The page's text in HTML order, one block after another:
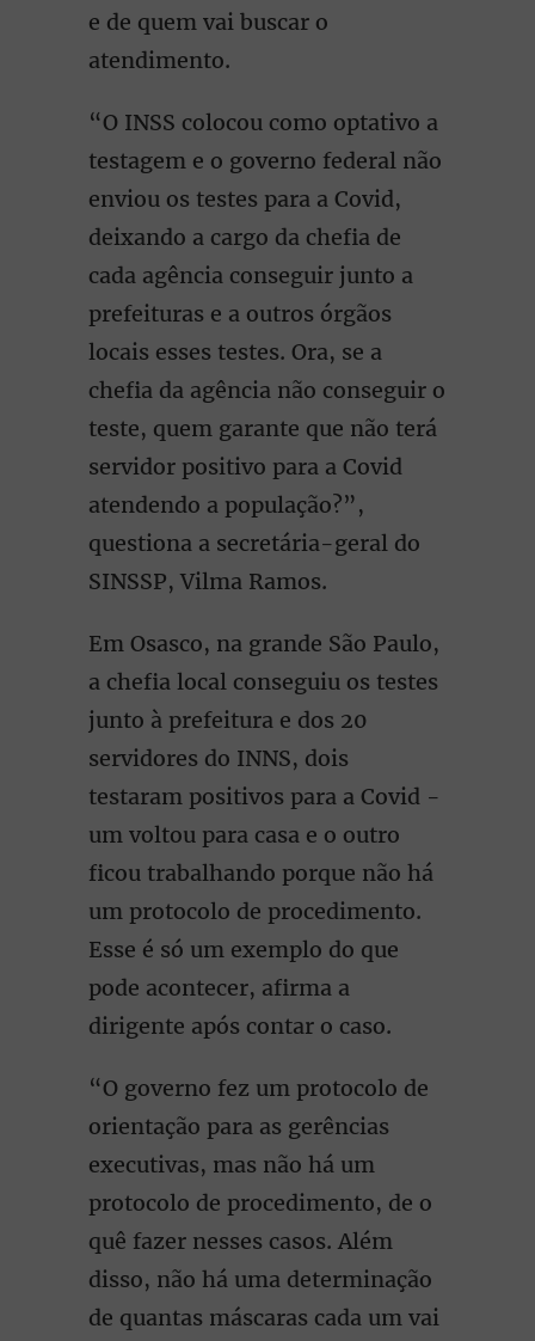
e de quem vai buscar o
atendimento.
“O INSS colocou como optativo a
testagem e o governo federal não
enviou os testes para a Covid,
deixando a cargo da chefia de
cada agência conseguir junto a
prefeituras e a outros órgãos
locais esses testes. Ora, se a
chefia da agência não conseguir o
teste, quem garante que não terá
servidor positivo para a Covid
atendendo a população?”,
questiona a secretária-geral do
SINSSP, Vilma Ramos.
Em Osasco, na grande São Paulo,
a chefia local conseguiu os testes
junto à prefeitura e dos 20
servidores do INNS, dois
testaram positivos para a Covid -
um voltou para casa e o outro
ficou trabalhando porque não há
um protocolo de procedimento.
Esse é só um exemplo do que
pode acontecer, afirma a
dirigente após contar o caso.
“O governo fez um protocolo de
orientação para as gerências
executivas, mas não há um
protocolo de procedimento, de o
quê fazer nesses casos. Além
disso, não há uma determinação
de quantas máscaras cada um vai